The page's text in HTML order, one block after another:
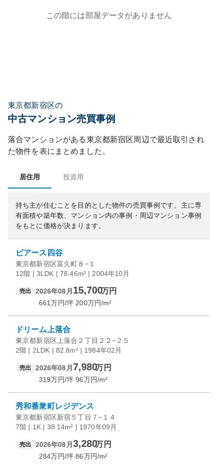
この階には部屋データがありません
東京都新宿区の
中古マンション売買事例
落合マンションがある東京都新宿区周辺で最近取引され
た物件を表にまとめました。
居住用 投資用
持ち主が住むことを目的とした物件の売買事例です。 主に専
有面積や築年数、マンション内の事例・周辺マンション事例
をもとに価格が決まります。
ピアース四谷
東京都新宿区富久町８−１
12階 | 3LDK | 78.46m² | 2004年10月
売出 2026年08月 15,700万円
661万円/坪 200万円/m²
ドリーム上落合
東京都新宿区上落合２丁目２２−２５
2階 | 2LDK | 82.8m² | 1984年02月
売出 2026年08月 7,980万円
319万円/坪 96万円/m²
秀和番衆町レジデンス
東京都新宿区新宿５丁目７−１４
7階 | 1K | 38.14m² | 1970年09月
売出 2026年08月 3,280万円
284万円/坪 86万円/m²